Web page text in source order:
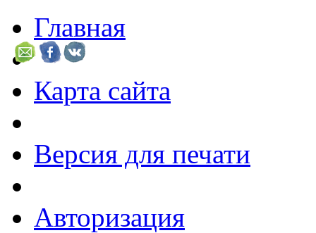
Главная
Карта сайта
Версия для печати
Авторизация